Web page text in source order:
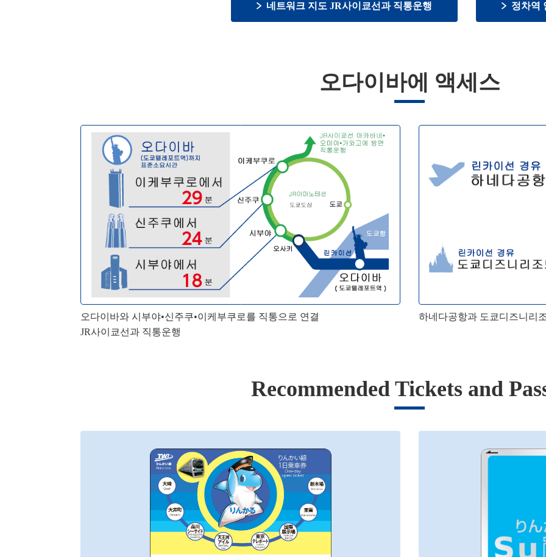
네트워크 지도 JR사이쿄선과 직통운행 정차역
오다이바에 액세스
오다이바와 시부야•신주쿠•이케부쿠로를 직통으로 연결
JR사이쿄선과 직통운행
하네다공항과 도쿄디즈니리
Recommended Tickets and